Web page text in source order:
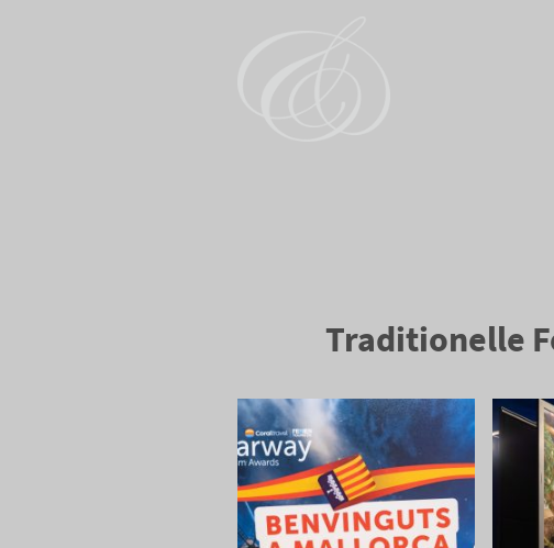
Traditionelle